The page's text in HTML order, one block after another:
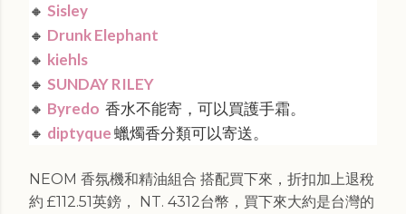
🔸 Sisley
🔸 Drunk Elephant
🔸 kiehls
🔸 SUNDAY RILEY
🔸 Byredo 香水不能寄，可以買護手霜。
🔸 diptyque蠟燭香分類可以寄送。
NEOM 香氛機和精油組合 搭配買下來，折扣加上退稅
約 £112.51英鎊， NT. 4312台幣，買下來大約是台灣的